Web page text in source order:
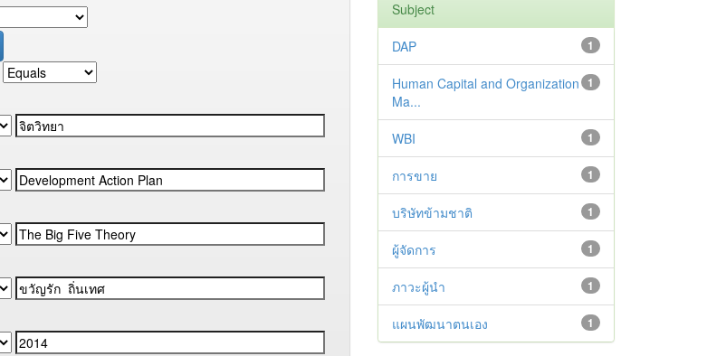
Subject
1
DAP
1
Human Capital and Organization
Ma...
1
WBI
1
การขาย
1
บริษัทข้ามชาติ
1
ผู้จัดการ
1
ภาวะผู้นำ
1
แผนพัฒนาตนเอง